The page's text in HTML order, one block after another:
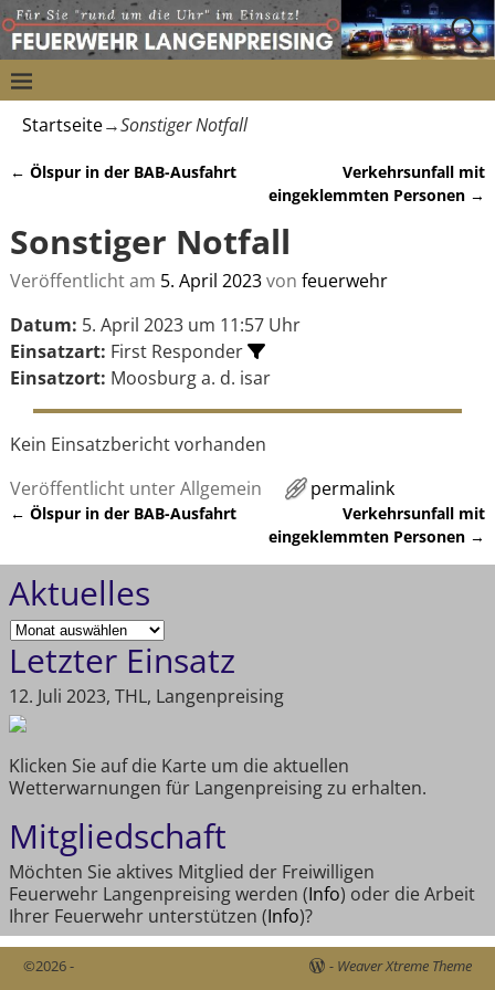
Startseite→Sonstiger Notfall
← Ölspur in der BAB-Ausfahrt
Verkehrsunfall mit
eingeklemmten Personen →
Sonstiger Notfall
Veröffentlicht am 5. April 2023von feuerwehr
Datum: 5. April 2023 um 11:57 Uhr
Einsatzart: First Responder
Einsatzort: Moosburg a. d. isar
Kein Einsatzbericht vorhanden
Veröffentlicht unterAllgemein permalink
← Ölspur in der BAB-Ausfahrt
Verkehrsunfall mit
eingeklemmten Personen →
Aktuelles
Letzter Einsatz
12. Juli 2023, THL, Langenpreising
Klicken Sie auf die Karte um die aktuellen
Wetterwarnungen für Langenpreising zu erhalten.
Mitgliedschaft
Möchten Sie aktives Mitglied der Freiwilligen
Feuerwehr Langenpreising werden (Info) oder die Arbeit
Ihrer Feuerwehr unterstützen (Info)?
©2026 - - Weaver Xtreme Theme